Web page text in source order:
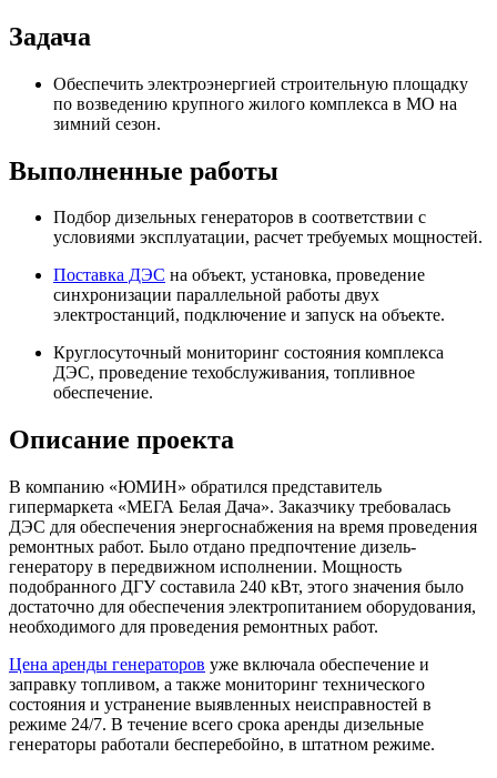
Задача
Обеспечить электроэнергией строительную площадку
по возведению крупного жилого комплекса в МО на
зимний сезон.
Выполненные работы
Подбор дизельных генераторов в соответствии с
условиями эксплуатации, расчет требуемых мощностей.
Поставка ДЭС на объект, установка, проведение
синхронизации параллельной работы двух
электростанций, подключение и запуск на объекте.
Круглосуточный мониторинг состояния комплекса
ДЭС, проведение техобслуживания, топливное
обеспечение.
Описание проекта
В компанию «ЮМИН» обратился представитель
гипермаркета «МЕГА Белая Дача». Заказчику требовалась
ДЭС для обеспечения энергоснабжения на время проведения
ремонтных работ. Было отдано предпочтение дизель-
генератору в передвижном исполнении. Мощность
подобранного ДГУ составила 240 кВт, этого значения было
достаточно для обеспечения электропитанием оборудования,
необходимого для проведения ремонтных работ.
Цена аренды генераторов уже включала обеспечение и
заправку топливом, а также мониторинг технического
состояния и устранение выявленных неисправностей в
режиме 24/7. В течение всего срока аренды дизельные
генераторы работали бесперебойно, в штатном режиме.